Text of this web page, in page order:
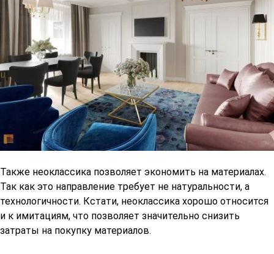
Также неоклассика позволяет экономить на материалах.
Так как это направление требует не натуральности, а
технологичности. Кстати, неоклассика хорошо относится
и к имитациям, что позволяет значительно снизить
затраты на покупку материалов.